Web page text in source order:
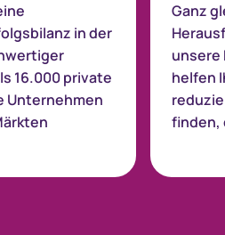
in der
16.000 private
Unternehmen
Ganz
unsere
helfen
finden,